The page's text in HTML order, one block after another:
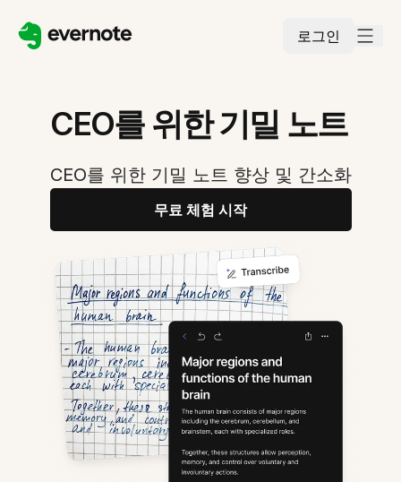
로그인
CEO를 위한 기밀 노트
CEO를 위한 기밀 노트 향상 및 간소화
무료 체험 시작